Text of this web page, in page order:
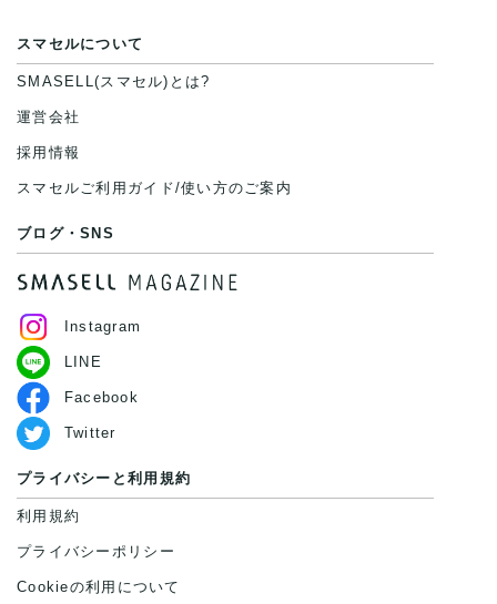
スマセルについて
SMASELL(スマセル)とは?
運営会社
採用情報
スマセルご利用ガイド/使い方のご案内
ブログ・SNS
Instagram
LINE
Facebook
Twitter
プライバシーと利用規約
利用規約
プライバシーポリシー
Cookieの利用について